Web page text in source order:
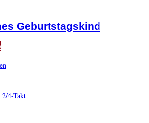
Geburtstagskind